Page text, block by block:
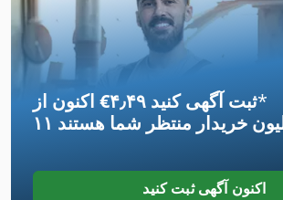
Gkt 60
Hsc 20 Linear
Meh 5 2 1 8 B
Ng 200
Ppl
اکنون از ‎€۴٫۴۹ ثبت آگهی کنید*
خریدار منتظر شما هستند
اکنون آگهی ثبت کنید